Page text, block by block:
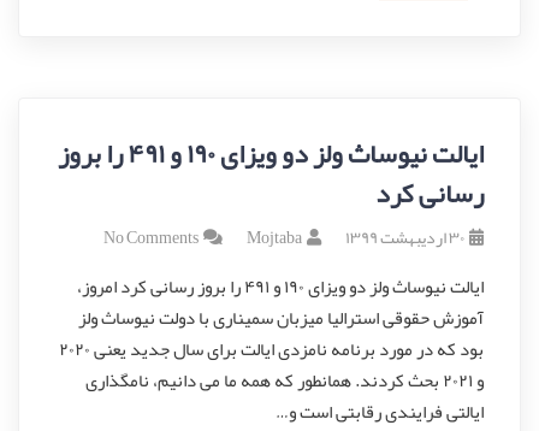
ایالت نیوساث ولز دو ویزای ۱۹۰ و ۴۹۱ را بروز
رسانی کرد
۳۰ اردیبهشت ۱۳۹۹ Mojtaba
No Comments
ایالت نیوساث ولز دو ویزای ۱۹۰ و ۴۹۱ را بروز رسانی کرد امروز،
آموزش حقوقی استرالیا میزبان سمیناری با دولت نیوساث ولز
بود که در مورد برنامه نامزدی ایالت برای سال جدید یعنی ۲۰۲۰
و ۲۰۲۱ بحث کردند. همانطور که همه ما می دانیم، نامگذاری
ایالتی فرایندی رقابتی است و…